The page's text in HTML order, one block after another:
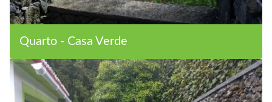
Quarto - Casa Verde